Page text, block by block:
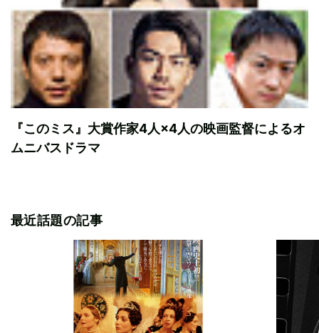
『このミス』大賞作家4人×4人の映画監督によるオ
ムニバスドラマ
最近話題の記事